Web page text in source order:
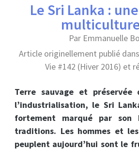
Le Sri Lanka :
Par Emmanuelle
Article originellement publié
Vie #142 (Hiver 2016) et
Terre sauvage et préservée
l’industrialisation, le Sri
fortement marqué par son
traditions. Les hommes et
peuplent aujourd’hui sont le